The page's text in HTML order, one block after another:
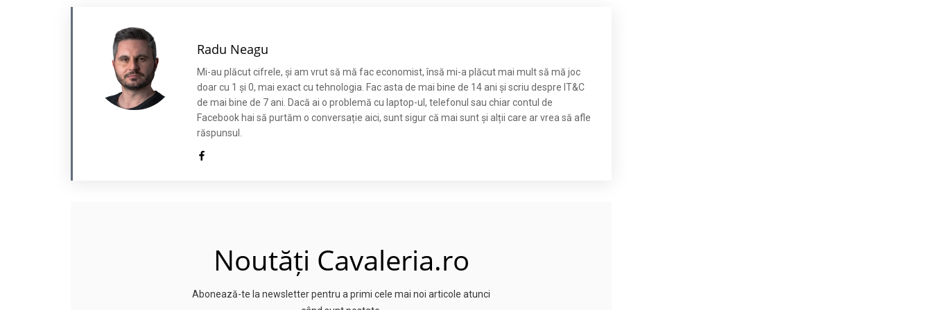
Radu Neagu
Mi-au plăcut cifrele, și am vrut să mă fac economist, însă mi-a plăcut mai mult să mă joc
doar cu 1 și 0, mai exact cu tehnologia. Fac asta de mai bine de 14 ani și scriu despre IT&C
de mai bine de 7 ani. Dacă ai o problemă cu laptop-ul, telefonul sau chiar contul de
Facebook hai să purtăm o conversație aici, sunt sigur că mai sunt și alții care ar vrea să afle
răspunsul.
Noutăți Cavaleria.ro
Abonează-te la newsletter pentru a primi cele mai noi articole atunci